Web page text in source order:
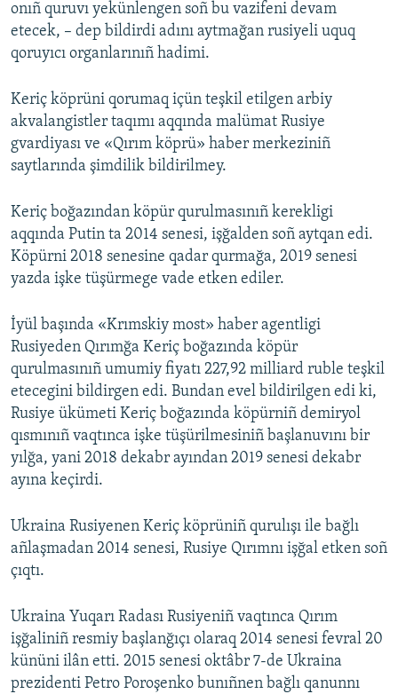
onıñ quruvı yekünlengen soñ bu vazifeni devam
etecek, – dep bildirdi adını aytmağan rusiyeli uquq
qoruyıcı organlarınıñ hadimi.
Keriç köprüni qorumaq içün teşkil etilgen arbiy
akvalangistler taqımı aqqında malümat Rusiye
gvardiyası ve «Qırım köprü» haber merkeziniñ
saytlarında şimdilik bildirilmey.
Keriç boğazından köpür qurulmasınıñ kerekligi
aqqında Putin ta 2014 senesi, işğalden soñ aytqan edi.
Köpürni 2018 senesine qadar qurmağa, 2019 senesi
yazda işke tüşürmege vade etken ediler.
İyül başında «Krımskiy most» haber agentligi
Rusiyeden Qırımğa Keriç boğazında köpür
qurulmasınıñ umumiy fiyatı 227,92 milliard ruble teşkil
etecegini bildirgen edi. Bundan evel bildirilgen edi ki,
Rusiye ükümeti Keriç boğazında köpürniñ demiryol
qısmınıñ vaqtınca işke tüşürilmesiniñ başlanuvını bir
yılğa, yani 2018 dekabr ayından 2019 senesi dekabr
ayına keçirdi.
Ukraina Rusiyenen Keriç köprüniñ qurulışı ile bağlı
añlaşmadan 2014 senesi, Rusiye Qırımnı işğal etken soñ
çıqtı.
Ukraina Yuqarı Radası Rusiyeniñ vaqtınca Qırım
işğaliniñ resmiy başlanğıçı olaraq 2014 senesi fevral 20
kününi ilân etti. 2015 senesi oktâbr 7-de Ukraina
prezidenti Petro Poroşenko bunıñnen bağlı qanunnı